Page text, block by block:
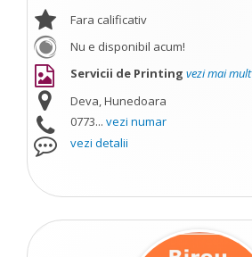
Fara calificativ
Nu e disponibil acum!
Servicii de Printing vezi mai mult
Deva, Hunedoara
0773... vezi numar
vezi detalii